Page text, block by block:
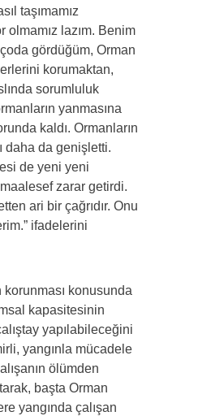
taşımamız
olmamız lazım. Benim
gördüğüm, Orman
korumaktan,
sorumluluk
yanmasına
kaldı. Ormanların
daha da genişletti.
de yeni yeni
zarar getirdi.
ari bir çağrıdır. Onu
ifadelerini
konusunda
kapasitesinin
yapılabileceğini
yangınla mücadele
ölümden
başta Orman
yangında çalışan